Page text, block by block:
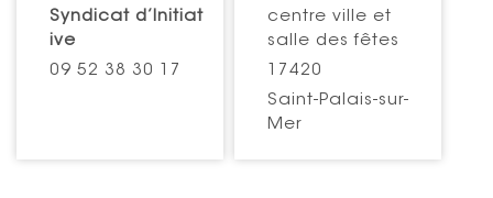
Syndicat d’Initiat
ive
09 52 38 30 17
centre ville et
salle des fêtes
17420
Saint-Palais-sur-
Mer